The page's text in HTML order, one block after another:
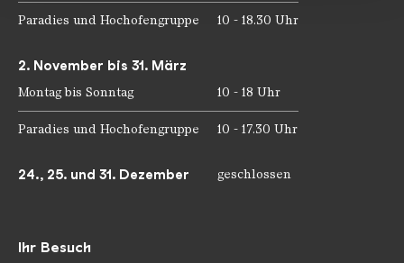
Ihr Besuch
Paradies und Hochofengruppe 10 - 18.30 Uhr
2. November bis 31. März
Montag bis Sonntag 10 - 18 Uhr
Paradies und Hochofengruppe 10 - 17.30 Uhr
24., 25. und 31. Dezember geschlossen